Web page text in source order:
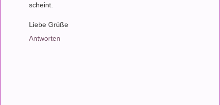
scheint.
Liebe Grüße
Antworten